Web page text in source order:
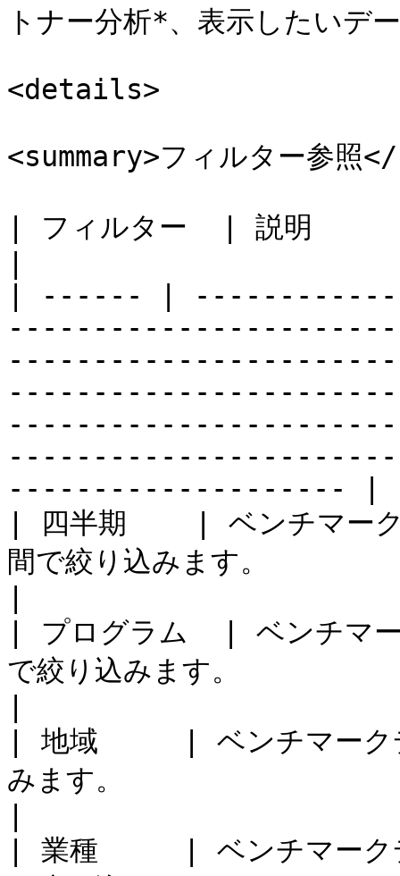
トナー分析*、表示したいデ
<details>
<summary>フィルター参照
| フィルター  | 説明
| ------ |
-------------------- |
| 四半期    | ベンチマーク
間で絞り込みます。
| プログラム  | ベンチマー
で絞り込みます。
| 地域     | ベンチマーク
みます。
| 業種     | ベンチマーク